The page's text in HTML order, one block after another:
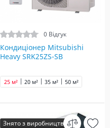
0 Відгук
Кондиціонер Mitsubishi
Heavy SRK25ZS-SB
20 м²
25 м² 35 м² 50 м²
Знято з виробництва